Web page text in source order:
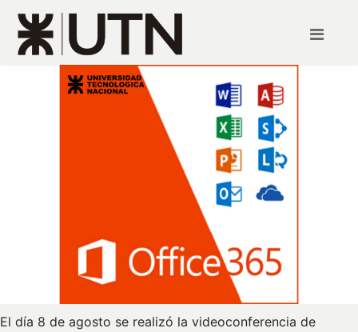
El día 8 de agosto se realizó la videoconferencia de